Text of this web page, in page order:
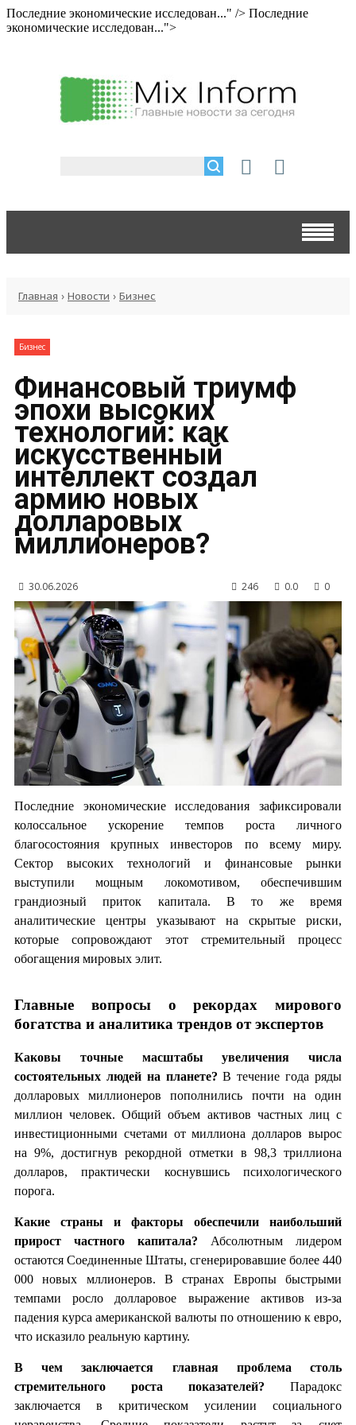
Последние экономические исследован..." /> Последние
экономические исследован...">
Главная › Новости › Бизнес
Бизнес
Финансовый триумф
эпохи высоких
технологий: как
искусственный
интеллект создал
армию новых
долларовых
миллионеров?
30.06.2026 246 0.0 0
Последние экономические исследования зафиксировали
колоссальное ускорение темпов роста личного
благосостояния крупных инвесторов по всему миру.
Сектор высоких технологий и финансовые рынки
выступили мощным локомотивом, обеспечившим
грандиозный приток капитала. В то же время
аналитические центры указывают на скрытые риски,
которые сопровождают этот стремительный процесс
обогащения мировых элит.
Главные вопросы о рекордах мирового
богатства и аналитика трендов от экспертов
Каковы точные масштабы увеличения числа
состоятельных людей на планете? В течение года ряды
долларовых миллионеров пополнились почти на один
миллион человек. Общий объем активов частных лиц с
инвестиционными счетами от миллиона долларов вырос
на 9%, достигнув рекордной отметки в 98,3 триллиона
долларов, практически коснувшись психологического
порога.
Какие страны и факторы обеспечили наибольший
прирост частного капитала? Абсолютным лидером
остаются Соединенные Штаты, сгенерировавшие более 440
000 новых мллионеров. В странах Европы быстрыми
темпами росло долларовое выражение активов из-за
падения курса американской валюты по отношению к евро,
что исказило реальную картину.
В чем заключается главная проблема столь
стремительного роста показателей? Парадокс
заключается в критическом усилении социального